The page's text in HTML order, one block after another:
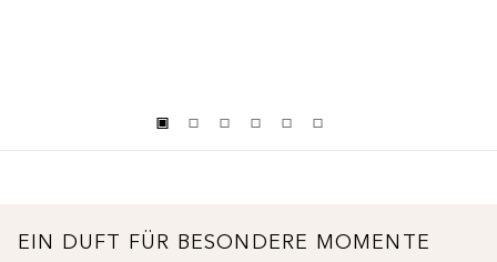
EIN DUFT FÜR BESONDERE MOMENTE